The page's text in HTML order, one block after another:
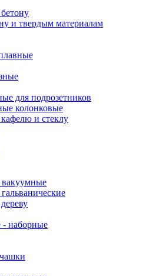
и твердым материалам
для подрозетников
колонковые
и стеклу
вакуумные
наборные